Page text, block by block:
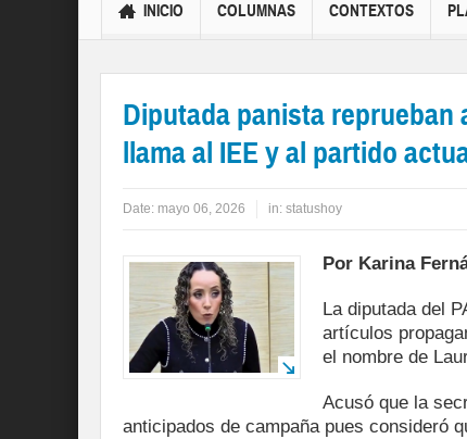
INICIO COLUMNAS CONTEXTOS
Diputada panista
llama al IEE y al partido
Date: mayo 06, 2026 in: statushoy
Por Karina
La diputada del
artículos
el nombre de
Acusó que la
anticipados de campaña pues consideró